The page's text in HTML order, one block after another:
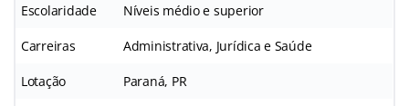
Escolaridade Níveis médio e superior
Carreiras Administrativa, Jurídica e Saúde
Lotação Paraná, PR